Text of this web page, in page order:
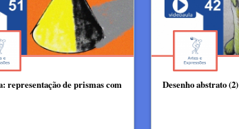
representação de prismas com
Desenho abstrato (2)